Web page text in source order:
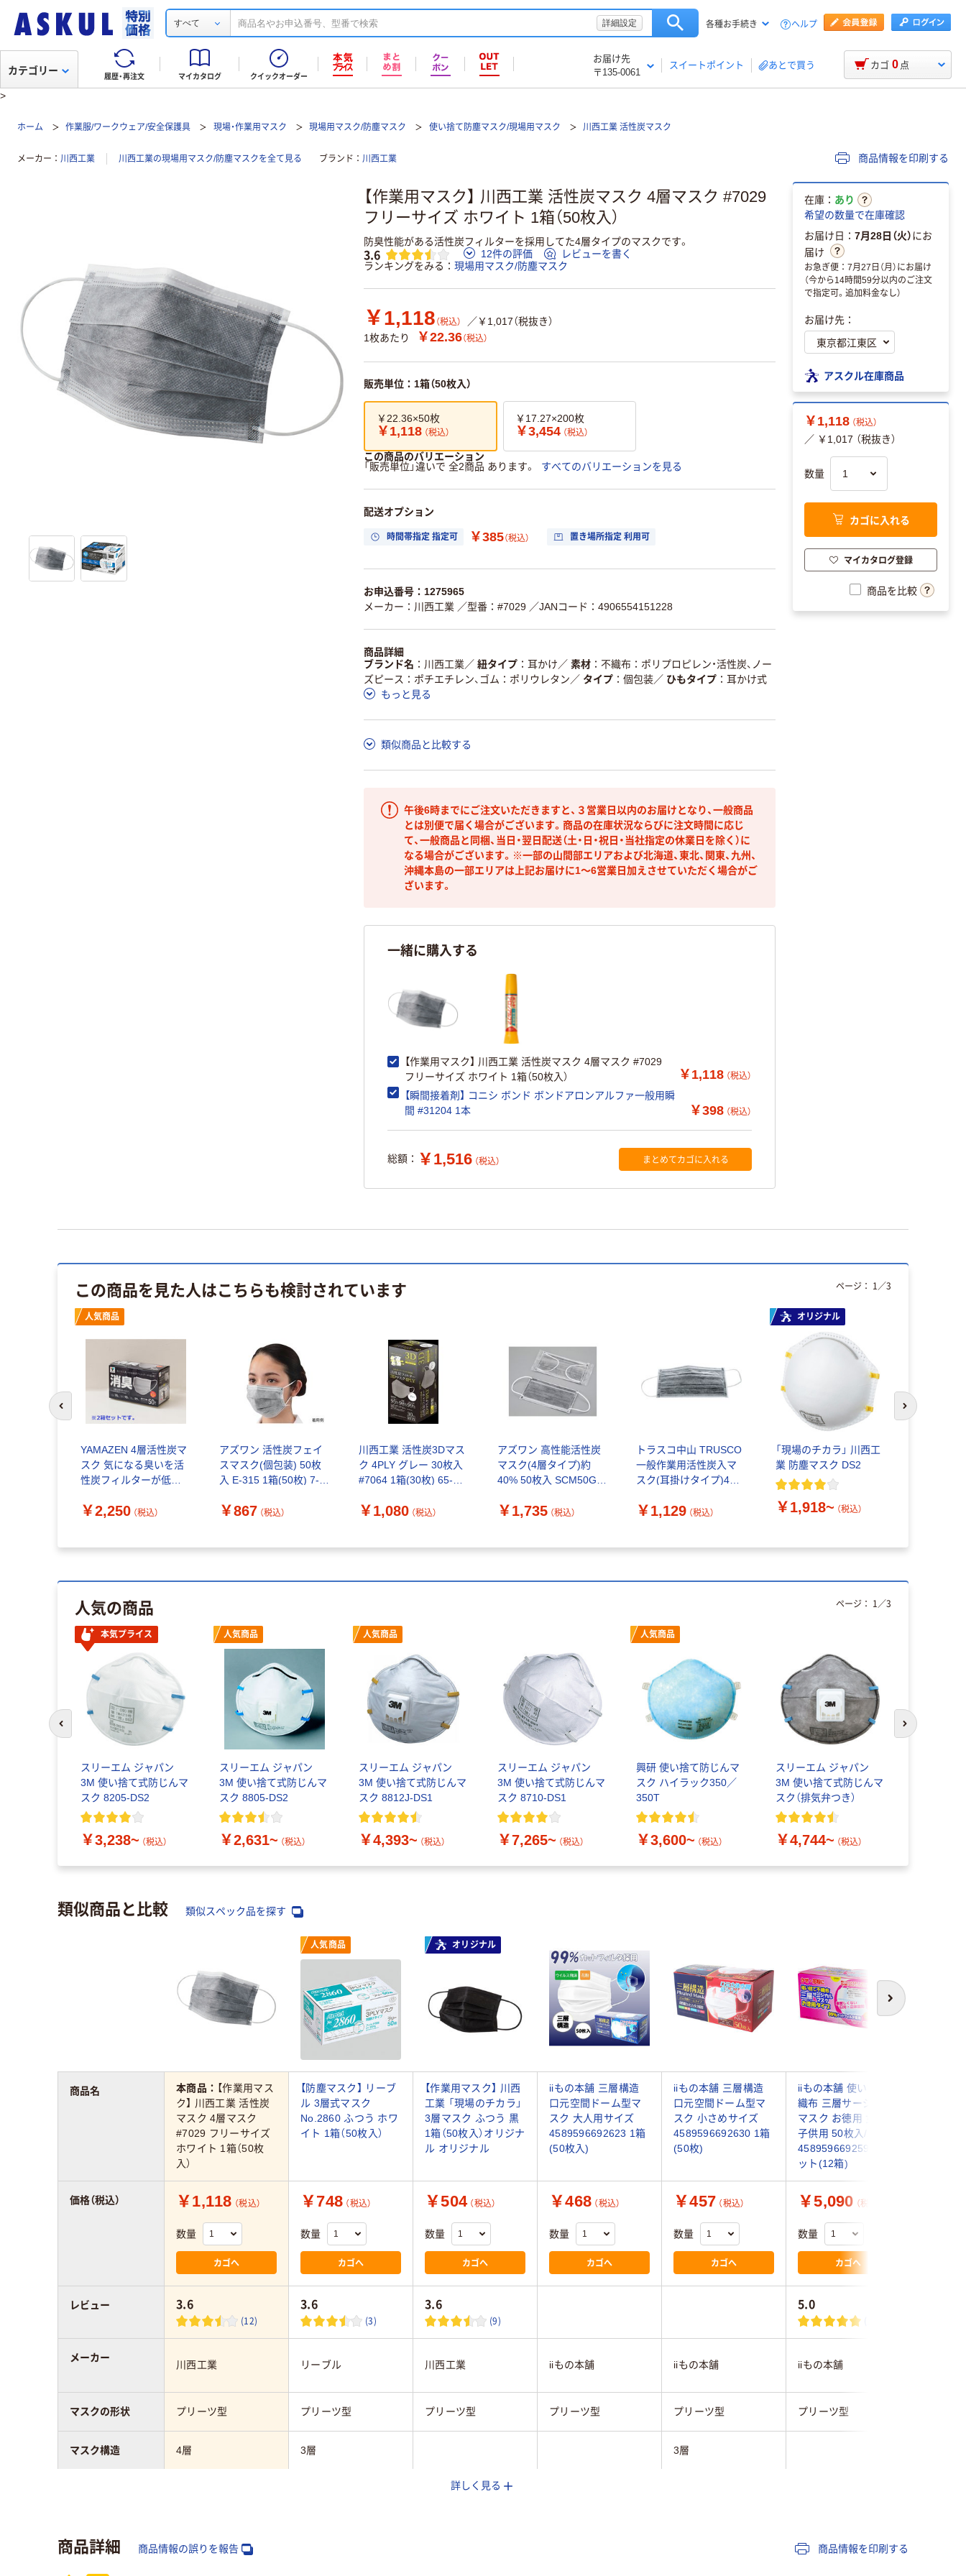
すべて 詳細設定 各種お手続き ヘルプ
履歴・再注文 マイカタログ クイックオーダー
お届け先
〒135-0061
スイートポイント あとで買う
カテゴリー カゴ 0 点
>
ホーム 作業服/ワークウェア/安全保護具 現場・作業用マスク 現場用マスク/防塵マスク 使い捨て防塵マスク/現場用マスク 川西工業 活性炭マスク
メーカー 川西工業 川西工業の現場用マスク/防塵マスクを全て見る ブランド 川西工業 商品情報を印刷する
【作業用マスク】 川西工業 活性炭マスク 4層マスク #7029
フリーサイズ ホワイト 1箱（50枚入）
防臭性能がある活性炭フィルターを採用してた4層タイプのマスクです。
3.6 12件の評価
レビューを書く
ランキングをみる
現場用マスク/防塵マスク
￥1,118 （税込）
／￥1,017（税抜き）
1枚あたり
￥22.36（税込）
販売単位：1箱（50枚入）
￥22.36×50枚
￥1,118 （税込）
￥17.27×200枚
￥3,454 （税込）
この商品のバリエーション
「販売単位」違いで 全2商品 あります。
すべてのバリエーションを見る
配送オプション
時間帯指定 指定可 ￥385（税込） 置き場所指定 利用可
お申込番号：1275965
メーカー：川西工業 ／型番：#7029 ／JANコード：4906554151228
商品詳細
ブランド名
川西工業 ／ 紐タイプ 耳かけ ／ 素材
不織布：ポリプロピレン・活性炭、ノー
ズピース：ポチエチレン、ゴム：ポリウレタン ／ タイプ 個包装／ ひもタイプ
耳かけ式
もっと見る
類似商品と比較する
午後6時までにご注文いただきますと、３営業日以内のお届けとなり、一般商品
とは別便で届く場合がございます。商品の在庫状況ならびに注文時間に応じ
て、一般商品と同梱、当日・翌日配送（土・日・祝日・当社指定の休業日を除く）に
なる場合がございます。※一部の山間部エリアおよび北海道、東北、関東、九州、
沖縄本島の一部エリアは上記お届けに1～6営業日加えさせていただく場合がご
ざいます。
一緒に購入する
【作業用マスク】 川西工業 活性炭マスク 4層マスク #7029
フリーサイズ ホワイト 1箱（50枚入）
￥1,118 （税込）
【瞬間接着剤】 コニシ ボンド ボンドアロンアルファ一般用瞬
間 #31204 1本
￥398 （税込）
総額： ￥1,516 （税込） まとめてカゴに入れる
在庫： あり
希望の数量で在庫確認
お届け日： 7月28日（火）にお
届け
お急ぎ便：7月27日（月）にお届け
（今から14時間59分以内のご注文
で指定可。追加料金なし）
お届け先：
アスクル在庫商品
￥1,118 （税込）
／ ￥1,017 （税抜き）
数量
カゴに入れる
マイカタログ登録
商品を比較
この商品を見た人はこちらも検討されています
人気商品
YAMAZEN 4層活性炭マ
スク 気になる臭いを活
性炭フィルターが低減
YKM4-50*2 1セット2箱
￥2,250 （税込）
アズワン 活性炭フェイ
スマスク(個包装) 50枚
入 E-315 1箱(50枚) 7-
￥867 （税込）
川西工業 活性炭3Dマス
ク 4PLY グレー 30枚入
#7064 1箱(30枚) 65-
￥1,080 （税込）
アズワン 高性能活性炭
マスク(4層タイプ)約
40% 50枚入 SCM50G 1
送品）
￥1,735 （税込）
トラスコ中山 TRUSCO
一般作業用活性炭入マ
スク(耳掛けタイプ)4層
TEM4C-50 1箱(50枚)
￥1,129 （税込）
オリジナル
「現場のチカラ」 川西工
業 防塵マスク DS2
￥1,918~ （税込）
ページ： 1 ／3
前のスライドへ 次のスライド
人気の商品
本気プライス
スリーエム ジャパン
3M 使い捨て式防じんマ
スク 8205-DS2
￥3,238~ （税込）
人気商品
スリーエム ジャパン
3M 使い捨て式防じんマ
スク 8805-DS2
￥2,631~ （税込）
人気商品
スリーエム ジャパン
3M 使い捨て式防じんマ
スク 8812J-DS1
￥4,393~ （税込）
スリーエム ジャパン
3M 使い捨て式防じんマ
スク 8710-DS1
￥7,265~ （税込）
人気商品
興研 使い捨て防じんマ
スク ハイラック350／
350T
￥3,600~ （税込）
スリーエム ジャパン
3M 使い捨て式防じんマ
スク（排気弁つき）
￥4,744~ （税込）
ページ： 1 ／3
前のスライドへ 次のスライド
類似商品と比較 類似スペック品を探す
次へ
人気商品 オリジナル
本商品： 【作業用マス
ク】 川西工業 活性炭
マスク 4層マスク
#7029 フリーサイズ
ホワイト 1箱（50枚
入）
【防塵マスク】 リーブ
ル 3層式マスク
No.2860 ふつう ホワ
イト 1箱（50枚入）
【作業用マスク】 川西
工業 「現場のチカラ」
3層マスク ふつう 黒
1箱（50枚入）オリジナ
ル オリジナル
iiもの本舗 三層構造
口元空間ドーム型マ
スク 大人用サイズ
4589596692623 1箱
(50枚入)
iiもの本舗 三層構造
口元空間ドーム型マ
スク 小さめサイズ
4589596692630 1箱
(50枚)
iiもの本舗 使い捨て不
織布 三層サージカル
マスク お徳用 女性・
子供用 50枚入/箱
4589596692593 1セ
ット(12箱)
￥1,118 （税込）
数量
カゴへ
￥748 （税込）
数量
カゴへ
￥504 （税込）
数量
カゴへ
￥468 （税込）
数量
カゴへ
￥457 （税込）
数量
カゴへ
￥5,090 （税込）
数量
カゴへ
3.6
(12)
3.6
(3)
3.6
(9)
5.0
(1)
川西工業 リーブル 川西工業 iiもの本舗 iiもの本舗 iiもの本舗
プリーツ型 プリーツ型 プリーツ型 プリーツ型 プリーツ型 プリーツ型
4層 3層 3層
耳かけ
商品名
価格（税込）
レビュー
メーカー
マスクの形状
マスク構造
スコア
詳しく見る
商品詳細 商品情報の誤りを報告 商品情報を印刷する